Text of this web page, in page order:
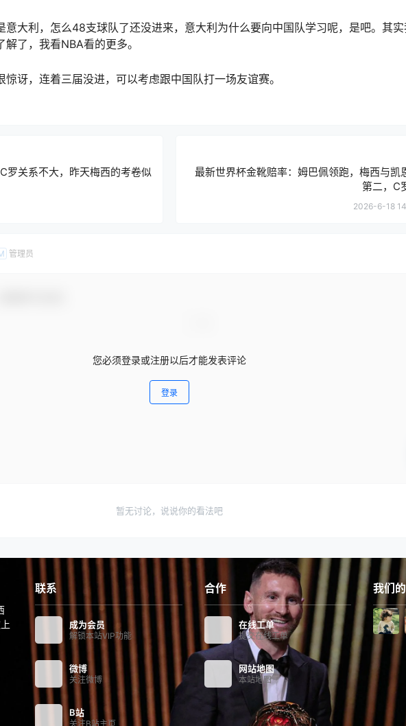
意大利，怎么48支球队了还没进来，意大利为什么要向中国队学习呢，是吧。其
了，我看NBA看的更多。
讶，连着三届没进，可以考虑跟中国队打一场友谊赛。
罗关系不大，昨天梅西的考卷似
最新世界杯金靴赔率：姆巴佩领跑，梅西与凯
第二，C
2026-6-18
管理员
您必须登录或注册以后才能发表评论
登录
暂无讨论，说说你的看法吧
联系
成为会员
解锁本站VIP功能
微博
关注微博
B站
关注B站主页
合作
在线工单
提交在线工单
网站地图
本站地图
我们